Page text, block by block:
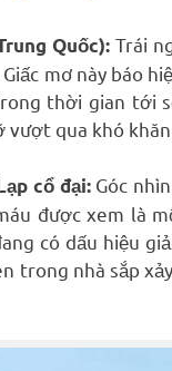
Quốc):Trái
mơ này báo
thời gian tới
qua khó khăn
cổ đại:Góc
được xem là
có dấu hiệu
trong nhà sắp